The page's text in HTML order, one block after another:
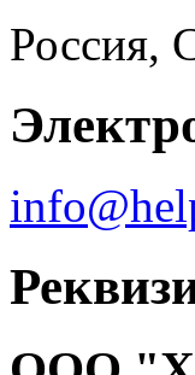
Россия,